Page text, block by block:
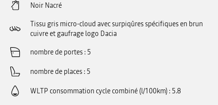
Noir Nacré
Tissu gris micro-cloud avec surpiqûres spécifiques en brun
cuivre et gaufrage logo Dacia
nombre de portes 5
nombre de places 5
WLTP consommation cycle combiné (l/100km) 5.8